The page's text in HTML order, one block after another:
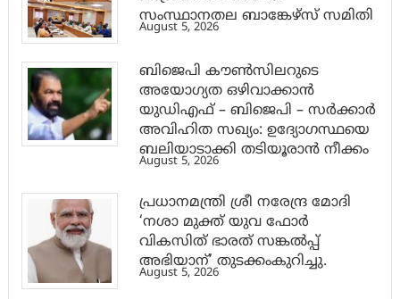
സംസ്ഥാനതല ബാങ്കേഴ്സ് സമിതി
August 5, 2026
ബിജെപി കൗൺസിലറുടെ
അയോഗ്യത ഒഴിവാക്കാൻ
യുഡിഎഫ് – ബിജെപി – സർക്കാർ
അവിഹിത സഖ്യം: ഉദ്യോഗസ്ഥയെ
ബലിയാടാക്കി തടിയൂരാൻ നീക്കം
August 5, 2026
പ്രധാനമന്ത്രി ശ്രീ നരേന്ദ്ര മോദി
‘നശാ മുക്ത് യുവ ഫോർ
വികസിത് ഭാരത് സങ്കൽപ്പ്
അഭിയാന്’ തുടക്കംകുറിച്ചു.
August 5, 2026